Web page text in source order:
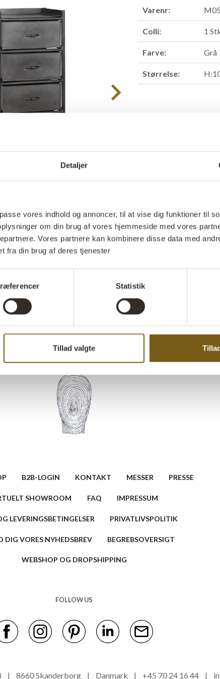
Detaljer
vores indhold og annoncer, til at vise dig funktioner til
om din brug af vores hjemmeside med vores
Vores partnere kan kombinere disse data med
fra din brug af deres tjenester
Statistik
Tillad valgte
Varenr:
Colli: 1
Farve: Grå
Størrelse:
Forny din
jern med 4 brede
men også et stilfuldt
design og det
funktionalitet til din
lethed og tilføj et
Stil et
B2B-LOGIN KONTAKT MESSER PRESSE
SHOWROOM FAQ IMPRESSUM
LEVERINGSBETINGELSER PRIVATLIVSPOLITIK
DIG VORES NYHEDSBREV BEGREBSOVERSIGT
WEBSHOP OG DROPSHIPPING
FOLLOW US
| 8660 Skanderborg | Danmark | +45 70 24 16 44 |